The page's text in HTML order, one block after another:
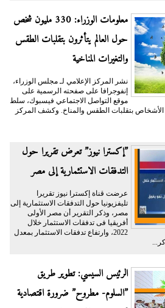
معلومات الوزراء: 330 مليون شخص
حول العالم يتأثرون بتقلبات الطقس
والتغيرات المناخية
نشر المركز الإعلامي لـ مجلس الوزراء،
إنفوجرافا على صفحته الرسمية على
موقع التواصل الاجتماعي فيسبوك، سلط
الأشخاص بتقلبات الطقس والمناخ. وكشف المركز
”إكسترا نيوز” تعرض تقريرا حول
التدفقات الاستثمارية إلى مصر
عرضت قناة إكسترا نيوز تقريرا
تليفزيونيا حول التدفقات الاستثمارية إلى
مصر، وذكر التقرير أن مصر الأولى
أفريقيا فى تدفقات الاستثمار خلال
2022، وارتفاع تدفقات الاستثمار بمعدل
الرئيس السيسي: تطوير طريق
”السلوم- مطروح” ضرورة اقتصادية